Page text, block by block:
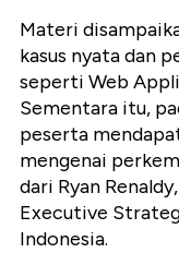
Materi
kasus nyata dan
seperti Web
Sementara itu,
peserta
mengenai
dari Ryan
Executive
Indonesia.